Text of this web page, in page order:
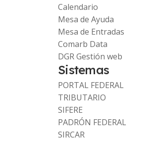
Calendario
Mesa de Ayuda
Mesa de Entradas
Comarb Data
DGR Gestión web
Sistemas
PORTAL FEDERAL
TRIBUTARIO
SIFERE
PADRÓN FEDERAL
SIRCAR